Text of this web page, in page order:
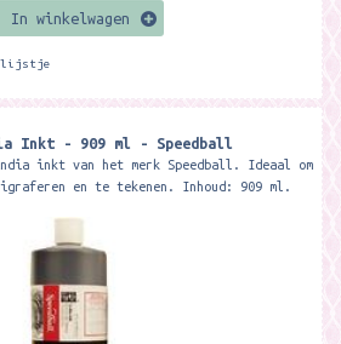
In winkelwagen
Inkt - 909 ml - Speedball
inkt van het merk Speedball. Ideaal om
en te tekenen. Inhoud: 909 ml.